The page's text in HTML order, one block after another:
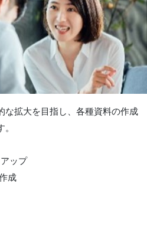
な拡大を目指し、各種資料の作成
ップ
成